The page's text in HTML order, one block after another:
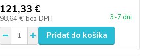
121,33 €
98,64 € bez DPH 3-7 dni
Pridať do košíka